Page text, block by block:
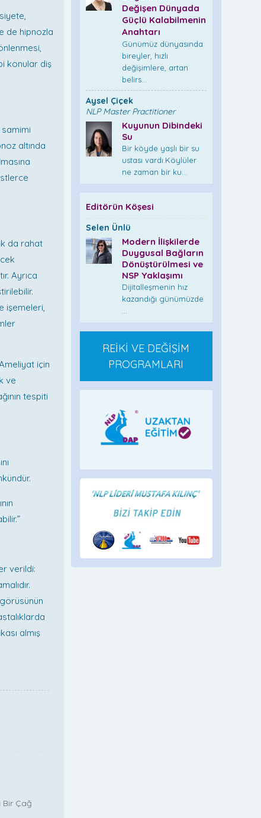
de hipnozla
konular diş
samimi
altında
da rahat
Ayrıca
işemeleri,
için
ve
tespiti
verildi:
almış
Bir Çağ
Değişen Dünyada
Güçlü Kalabilmenin
Anahtarı
Günümüz dünyasında
bireyler, hızlı
değişimlere, artan
belirs...
Aysel Çiçek
NLP Master Practitioner
Kuyunun Dibindeki
Su
Bir köyde yaşlı bir su
ustası vardı.Köylüler
ne zaman bir ku...
Editörün Köşesi
Selen Ünlü
Modern İlişkilerde
Duygusal Bağların
Dönüştürülmesi ve
NSP Yaklaşımı
Dijitalleşmenin hız
kazandığı günümüzde
...
REİKİ VE DEĞİŞİM
PROGRAMLARI